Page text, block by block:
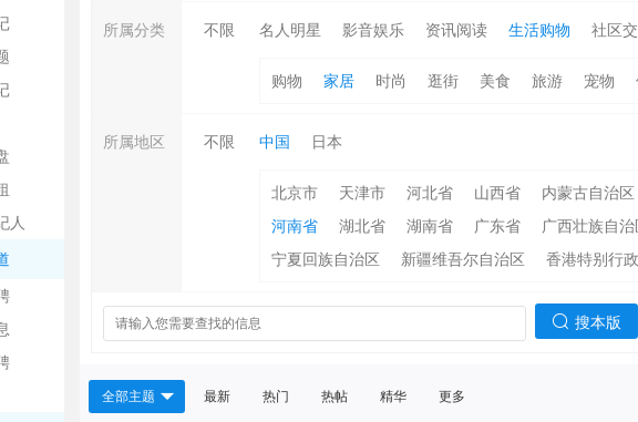
人
所属分类 不限 名人明星 影音娱乐 资讯阅读 生活购物 社区
购物 家居 时尚 逛街 美食 旅游 宠物
所属地区 不限 中国 日本
北京市 天津市 河北省 山西省 内蒙古自治区
河南省
湖北省 湖南省 广东省 广西壮族自治
宁夏回族自治区
新疆维吾尔自治区 香港特别行
搜本版
全部主题 最新 热门 热帖 精华 更多